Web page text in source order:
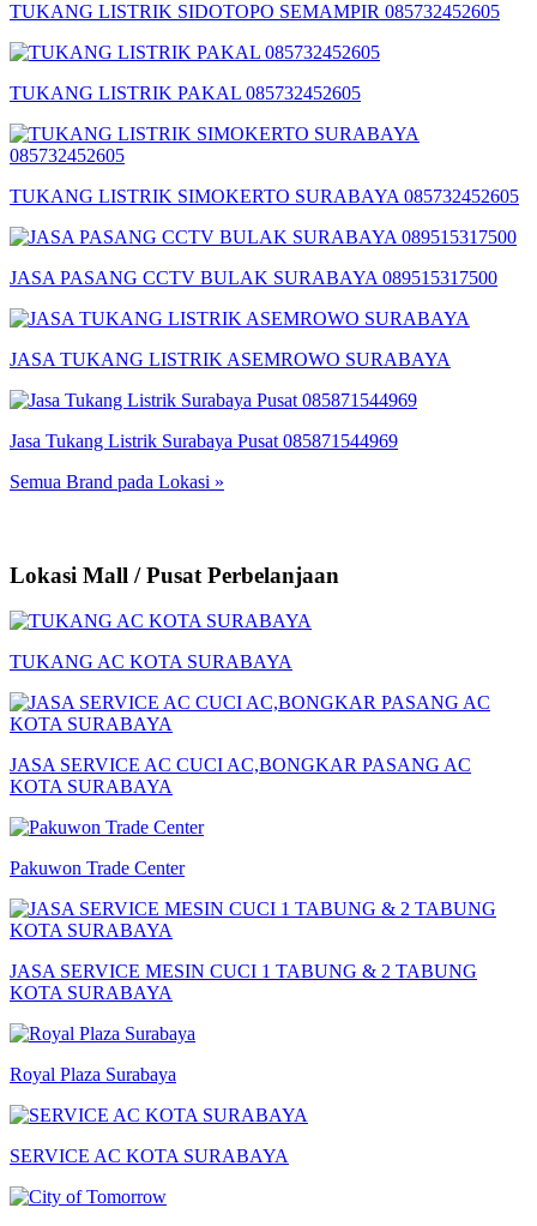
TUKANG LISTRIK SIDOTOPO SEMAMPIR 085732452605
TUKANG LISTRIK PAKAL 085732452605
TUKANG LISTRIK SIMOKERTO SURABAYA 085732452605
JASA PASANG CCTV BULAK SURABAYA 089515317500
JASA TUKANG LISTRIK ASEMROWO SURABAYA
Jasa Tukang Listrik Surabaya Pusat 085871544969
Semua Brand pada Lokasi »
Lokasi Mall / Pusat Perbelanjaan
TUKANG AC KOTA SURABAYA
JASA SERVICE AC CUCI AC,BONGKAR PASANG AC
KOTA SURABAYA
Pakuwon Trade Center
JASA SERVICE MESIN CUCI 1 TABUNG & 2 TABUNG
KOTA SURABAYA
Royal Plaza Surabaya
SERVICE AC KOTA SURABAYA